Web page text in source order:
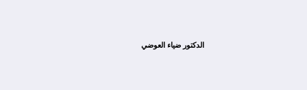
الدكتور ضياء العوضي